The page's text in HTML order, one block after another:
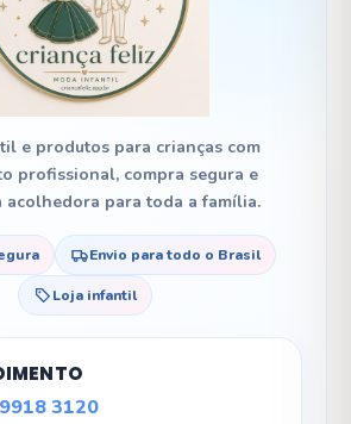
e produtos para crianças com
profissional, compra segura e
acolhedora para toda a família.
Envio para todo o Brasil
Loja infantil
3120